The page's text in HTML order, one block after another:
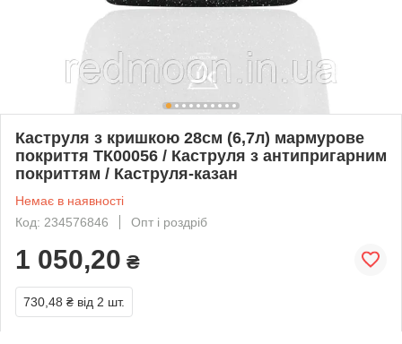
Каструля з кришкою 28см (6,7л) мармурове
покриття TК00056 / Каструля з антипригарним
покриттям / Каструля-казан
Немає в наявності
Код: 234576846
Опт і роздріб
1 050,20 ₴
730,48 ₴ від 2 шт.